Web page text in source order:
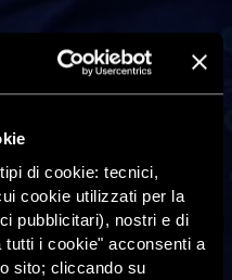
di cookie: tecnici,
cookie utilizzati per la
pubblicitari), nostri e di
i cookie" acconsenti a
sito; cliccando su